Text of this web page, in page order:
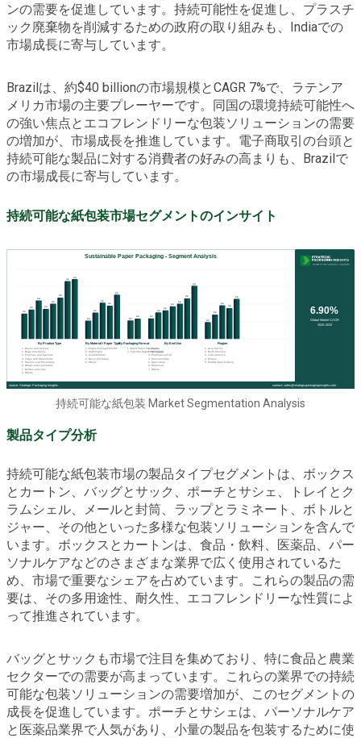
ンの需要を促進しています。持続可能性を促進し、プラスチ
ック廃棄物を削減するための政府の取り組みも、Indiaでの
市場成長に寄与しています。
Brazilは、約$40 billionの市場規模とCAGR 7%で、ラテンア
メリカ市場の主要プレーヤーです。同国の環境持続可能性へ
の強い焦点とエコフレンドリーな包装ソリューションの需要
の増加が、市場成長を推進しています。電子商取引の台頭と
持続可能な製品に対する消費者の好みの高まりも、Brazilで
の市場成長に寄与しています。
持続可能な紙包装市場セグメントのインサイト
持続可能な紙包装 Market Segmentation Analysis
製品タイプ分析
持続可能な紙包装市場の製品タイプセグメントは、ボックス
とカートン、バッグとサック、ポーチとサシェ、トレイとク
ラムシェル、メールと封筒、ラップとラミネート、ボトルと
ジャー、その他といった多様な包装ソリューションを含んで
います。ボックスとカートンは、食品・飲料、医薬品、パー
ソナルケアなどのさまざまな業界で広く使用されているた
め、市場で重要なシェアを占めています。これらの製品の需
要は、その多用途性、耐久性、エコフレンドリーな性質によ
って推進されています。
バッグとサックも市場で注目を集めており、特に食品と農業
セクターでの需要が高まっています。これらの業界での持続
可能な包装ソリューションの需要増加が、このセグメントの
成長を促進しています。ポーチとサシェは、パーソナルケア
と医薬品業界で人気があり、小量の製品を包装するために使